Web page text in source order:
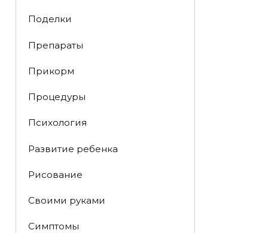
Поделки
Препараты
Прикорм
Процедуры
Психология
Развитие ребенка
Рисование
Своими руками
Симптомы